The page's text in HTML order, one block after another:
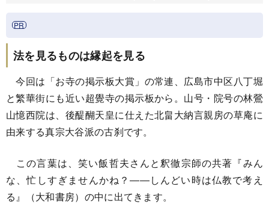
法を見るものは縁起を見る
今回は「お寺の掲示板大賞」の常連、広島市中区八丁堀
と繁華街にも近い超覺寺の掲示板から。山号・院号の林鶯
山憶西院は、後醍醐天皇に仕えた北畠大納言親房の草庵に
由来する真宗大谷派の古刹です。
この言葉は、笑い飯哲夫さんと釈徹宗師の共著『みん
な、忙しすぎませんかね？――しんどい時は仏教で考え
る』（大和書房）の中に出てきます。